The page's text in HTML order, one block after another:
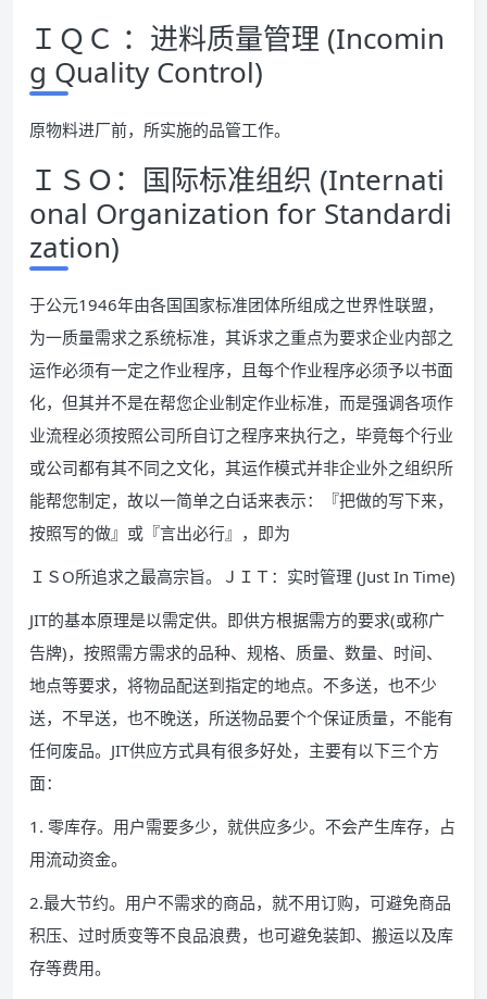
ＩＱＣ ：进料质量管理 (Incomin
g Quality Control)
原物料进厂前，所实施的品管工作。
ＩＳＯ：国际标准组织 (Internati
onal Organization for Standardi
zation)
于公元1946年由各国国家标准团体所组成之世界性联盟，
为一质量需求之系统标准，其诉求之重点为要求企业内部之
运作必须有一定之作业程序，且每个作业程序必须予以书面
化，但其并不是在帮您企业制定作业标准，而是强调各项作
业流程必须按照公司所自订之程序来执行之，毕竟每个行业
或公司都有其不同之文化，其运作模式并非企业外之组织所
能帮您制定，故以一简单之白话来表示：『把做的写下来，
按照写的做』或『言出必行』，即为
ＩＳO所追求之最高宗旨。ＪＩＴ：实时管理 (Just In Time)
JIT的基本原理是以需定供。即供方根据需方的要求(或称广
告牌)，按照需方需求的品种、规格、质量、数量、时间、
地点等要求，将物品配送到指定的地点。不多送，也不少
送，不早送，也不晚送，所送物品要个个保证质量，不能有
任何废品。JIT供应方式具有很多好处，主要有以下三个方
面：
1. 零库存。用户需要多少，就供应多少。不会产生库存，占
用流动资金。
2.最大节约。用户不需求的商品，就不用订购，可避免商品
积压、过时质变等不良品浪费，也可避免装卸、搬运以及库
存等费用。